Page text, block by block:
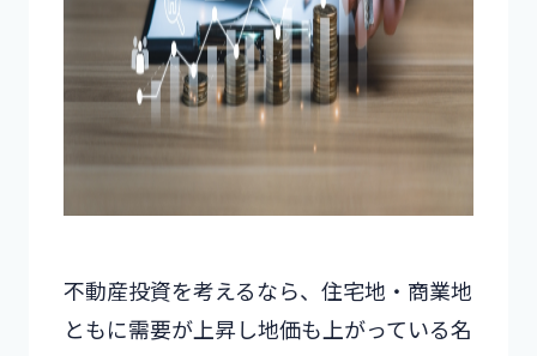
不動産投資を考えるなら、住宅地・商業地
ともに需要が上昇し地価も上がっている名